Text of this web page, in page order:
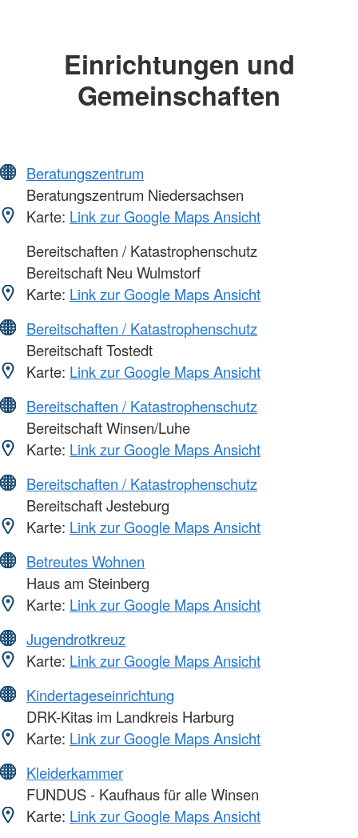
Einrichtungen und
Gemeinschaften
Beratungszentrum
Beratungszentrum Niedersachsen
Karte: Link zur Google Maps Ansicht
Bereitschaften / Katastrophenschutz
Bereitschaft Neu Wulmstorf
Karte: Link zur Google Maps Ansicht
Bereitschaften / Katastrophenschutz
Bereitschaft Tostedt
Karte: Link zur Google Maps Ansicht
Bereitschaften / Katastrophenschutz
Bereitschaft Winsen/Luhe
Karte: Link zur Google Maps Ansicht
Bereitschaften / Katastrophenschutz
Bereitschaft Jesteburg
Karte: Link zur Google Maps Ansicht
Betreutes Wohnen
Haus am Steinberg
Karte: Link zur Google Maps Ansicht
Jugendrotkreuz
Karte: Link zur Google Maps Ansicht
Kindertageseinrichtung
DRK-Kitas im Landkreis Harburg
Karte: Link zur Google Maps Ansicht
Kleiderkammer
FUNDUS - Kaufhaus für alle Winsen
Karte: Link zur Google Maps Ansicht